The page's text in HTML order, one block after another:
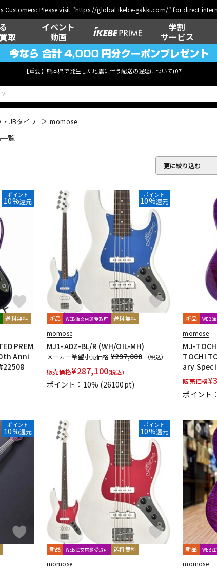
Customers: Please visit "https://global.ikebe-gakki.com/" for direct
取
イベント
動画
学割
サービス
【重要】熊本県で発生した地震に伴う配送の遅延について(07月29日
管楽器 その他楽器
DTM オンラ
イン納品
レコーディン
グ機器
・JBタイプ momose
覧
更に絞り込む
ポイント
10%還元
送料無料
PREM
Anni
ポイント
10%還元
新品 WEB注文店頭受取可 送料無料
momose
MJ1-ADZ-BL/R (WH/OIL-MH)
メーカー希望小売価格 ¥297,000 （税込）
販売価格¥287,100(税込)
ポイント：10% (26100pt)
新品 WEB
momose
MJ-
TOCHI
ary
販売価格¥
ポイント
ポイント
10%還元
ポイント
10%還元
新品 WEB注文店頭受取可 送料無料
momose
新品 WEB
momose